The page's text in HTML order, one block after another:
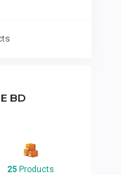
BD
25Products